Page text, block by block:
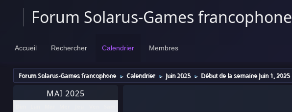
Forum Solarus-Games francophone
Accueil Rechercher Calendrier Membres
Forum Solarus-Games francophone ► Calendrier ► Juin 2025 ► Début de la semaine Juin 1, 2025
MAI 2025